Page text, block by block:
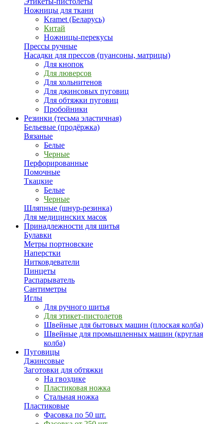
Ножницы для ткани
Kramet (Беларусь)
Китай
Ножницы-перекусы
Прессы ручные
Насадки для прессов (пуансоны, матрицы)
Для кнопок
Для люверсов
Для хольнитенов
Для джинсовых пуговиц
Для обтяжки пуговиц
Пробойники
Резинки (тесьма эластичная)
Бельевые (продёржка)
Вязаные
Белые
Черные
Перфорированные
Помочные
Ткацкие
Белые
Черные
Шляпные (шнур-резинка)
Для медицинских масок
Принадлежности для шитья
Булавки
Метры портновские
Наперстки
Нитковдеватели
Пинцеты
Распарыватель
Сантиметры
Иглы
Для ручного шитья
Для этикет-пистолетов
Швейные для бытовых машин (плоская колба)
Швейные для промышленных машин (круглая
колба)
Пуговицы
Джинсовые
Заготовки для обтяжки
На гвоздике
Пластиковая ножка
Стальная ножка
Пластиковые
Фасовка по 50 шт.